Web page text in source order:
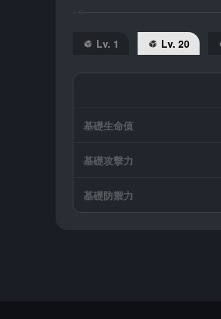
Lv. 1 Lv. 20
基礎生命值
基礎攻擊力
基礎防禦力